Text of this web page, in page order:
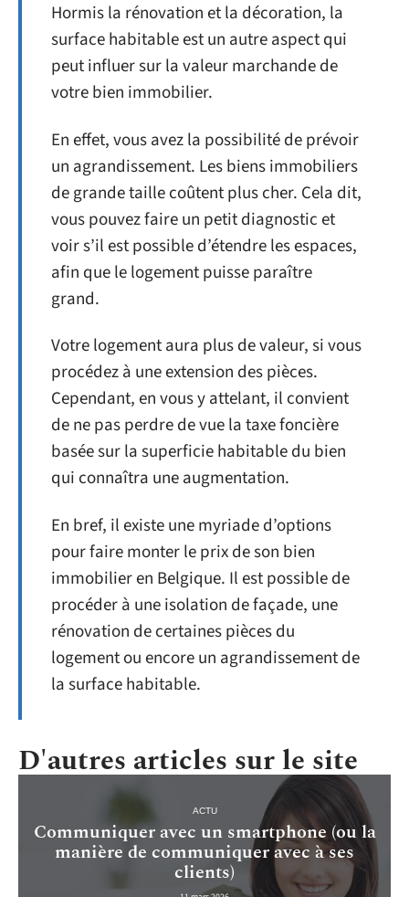
Hormis la rénovation et la décoration, la
surface habitable est un autre aspect qui
peut influer sur la valeur marchande de
votre bien immobilier.
En effet, vous avez la possibilité de prévoir
un agrandissement. Les biens immobiliers
de grande taille coûtent plus cher. Cela dit,
vous pouvez faire un petit diagnostic et
voir s’il est possible d’étendre les espaces,
afin que le logement puisse paraître
grand.
Votre logement aura plus de valeur, si vous
procédez à une extension des pièces.
Cependant, en vous y attelant, il convient
de ne pas perdre de vue la taxe foncière
basée sur la superficie habitable du bien
qui connaîtra une augmentation.
En bref, il existe une myriade d’options
pour faire monter le prix de son bien
immobilier en Belgique. Il est possible de
procéder à une isolation de façade, une
rénovation de certaines pièces du
logement ou encore un agrandissement de
la surface habitable.
D'autres articles sur le site
ACTU
Communiquer avec un smartphone (ou la
manière de communiquer avec à ses
clients)